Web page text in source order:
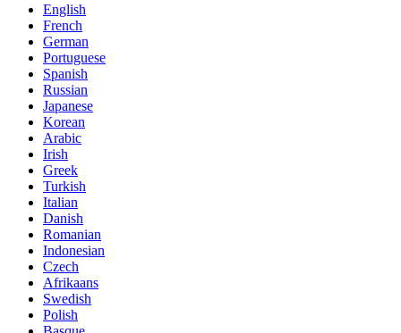
English
French
German
Portuguese
Spanish
Russian
Japanese
Korean
Arabic
Irish
Greek
Turkish
Italian
Danish
Romanian
Indonesian
Czech
Afrikaans
Swedish
Polish